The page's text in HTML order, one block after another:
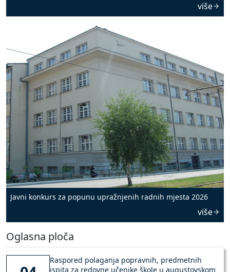
više
Javni konkurs za popunu upražnjenih radnih mjesta 2026
više
Oglasna ploča
Raspored polaganja popravnih, predmetnih
ispita za redovne učenike škole u augustovskom